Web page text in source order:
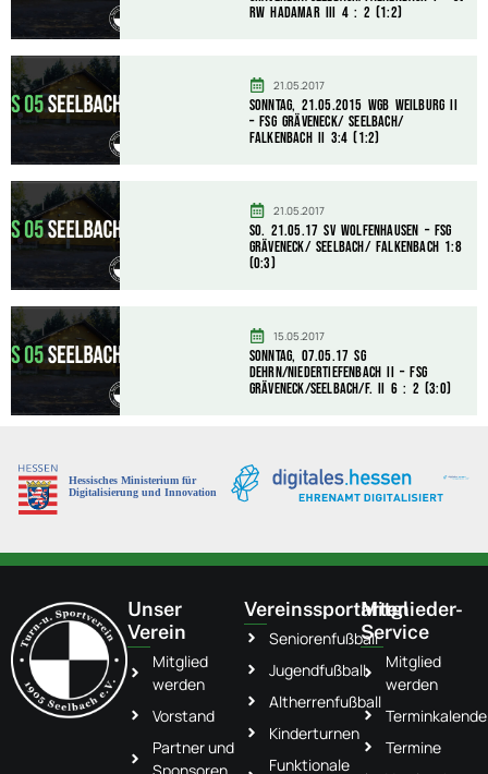
RW Hadamar III 4 : 2 (1:2)
21.05.2017
Sonntag, 21.05.2015 WGB Weilburg II
– FSG Gräveneck/ Seelbach/
Falkenbach II 3:4 (1:2)
21.05.2017
So. 21.05.17 SV Wolfenhausen – FSG
Gräveneck/ Seelbach/ Falkenbach 1:8
(0:3)
15.05.2017
Sonntag, 07.05.17 SG
Dehrn/Niedertiefenbach II – FSG
Gräveneck/Seelbach/F. II 6 : 2 (3:0)
Unser
Verein
Mitglied
werden
Vorstand
Partner und
Sponsoren
Vereinssportarten
Seniorenfußball
Jugendfußball
Altherrenfußball
Kinderturnen
Funktionale
Mitglieder-
Service
Mitglied
werden
Termine